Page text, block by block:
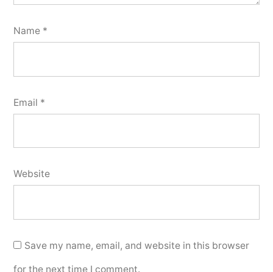
Name *
Email *
Website
Save my name, email, and website in this browser
for the next time I comment.